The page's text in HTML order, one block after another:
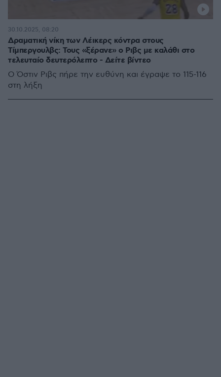
Δραματική νίκη των Λέικερς κόντρα στους
Τίμπεργουλβς: Τους «ξέρανε» ο Ριβς με καλάθι στο
τελευταίο δευτερόλεπτο - Δείτε βίντεο
Ο Όστιν Ριβς πήρε την ευθύνη και έγραψε το 115-116
στη λήξη
30.10.2025, 08:20